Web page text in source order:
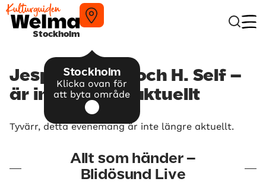
Stockholm
Stockholm
Klicka ovan för
att byta område
Jesper Lindell och H. Self –
är inte längre aktuellt
Tyvärr, detta evenemang är inte längre aktuellt.
Allt som händer –
Blidösund Live